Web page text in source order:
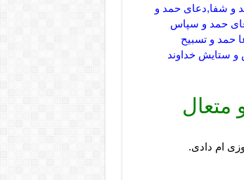
و شفا,دعای حمد و
حمد و سپاس
حمد و تسبیح
و ستایش خداوند
متعال
ام دادى.